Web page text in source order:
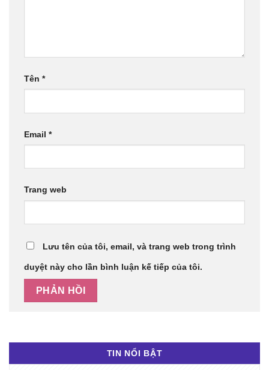
Tên *
Email *
Trang web
Lưu tên của tôi, email, và trang web trong trình
duyệt này cho lần bình luận kế tiếp của tôi.
TIN NỔI BẬT